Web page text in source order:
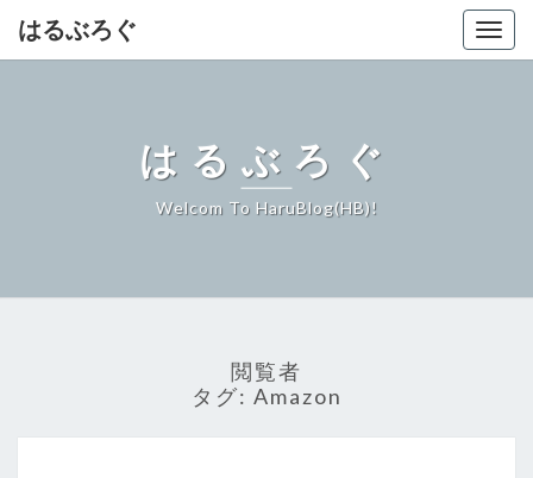
はるぶろぐ
はるぶろぐ
Welcom To HaruBlog(HB)!
閲覧者
タグ: Amazon